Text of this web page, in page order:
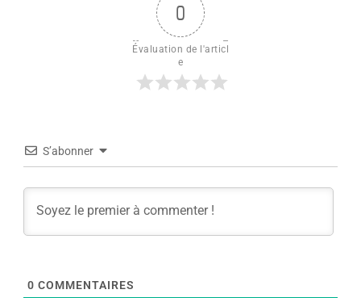
0
Évaluation de l'articl
e
S’abonner
0 COMMENTAIRES